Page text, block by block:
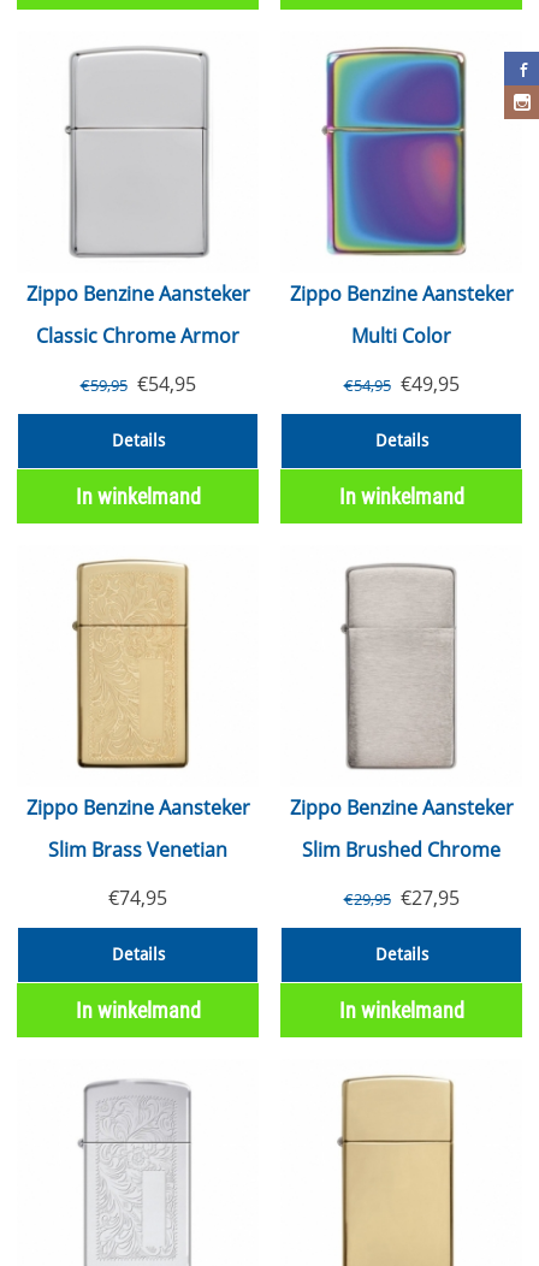
Zippo Benzine Aansteker
Classic Chrome Armor
€59,95 €54,95
Details
In winkelmand
Zippo Benzine Aansteker
Multi Color
€54,95 €49,95
Details
In winkelmand
Zippo Benzine Aansteker
Slim Brass Venetian
€74,95
Details
In winkelmand
Zippo Benzine Aansteker
Slim Brushed Chrome
€29,95 €27,95
Details
In winkelmand